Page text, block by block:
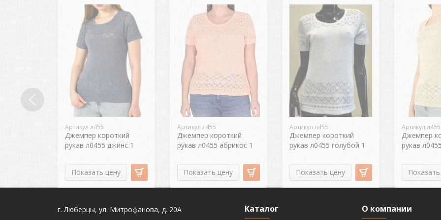
Артикул л455
Джемпер короткий
рукав л0455 джинс 1
Показать цену
Артикул л455
Джемпер короткий
рукав л0455 абрикос 1
Показать цену
Артикул л455
Джемпер короткий
рукав л0455 голубой 1
Показать цену
Артикул л455
Джемпер
рукав
г. Люберцы, ул. Митрофанова, д. 20А Каталог О компании